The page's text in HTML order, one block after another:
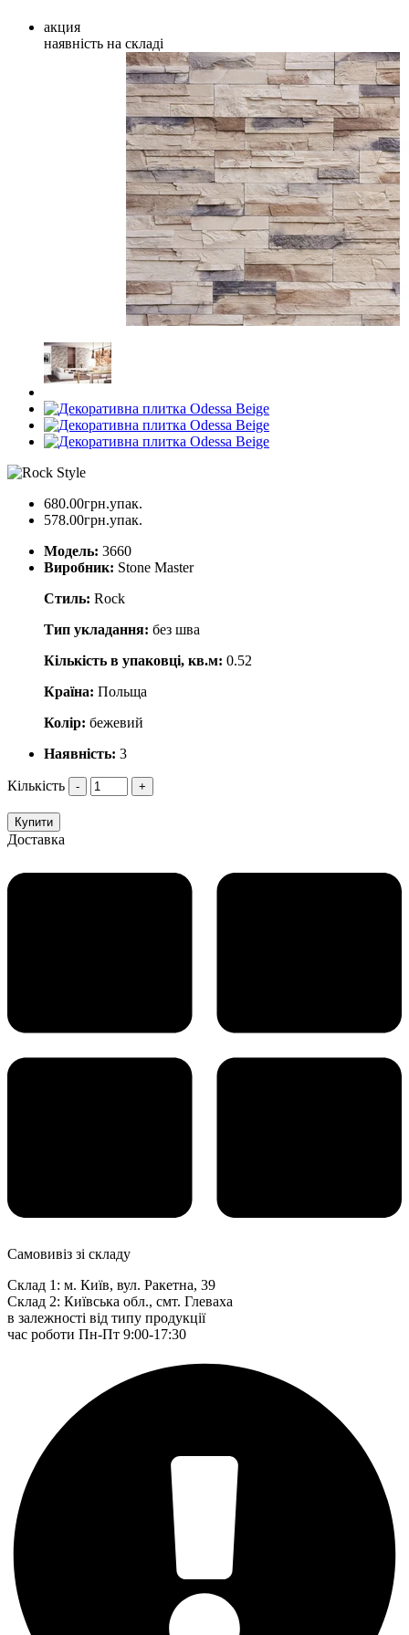
акция
наявність на складі
680.00грн.упак.
578.00грн.упак.
Модель: 3660
Виробник: Stone Master
Стиль: Rock
Тип укладання: без шва
Кількість в упаковці, кв.м: 0.52
Країна: Польща
Колір: бежевий
Наявність: 3
Кількість - +
Купити
Доставка
Самовивіз зі складу
Склад 1: м. Київ, вул. Ракетна, 39
Склад 2: Київська обл., смт. Глеваха
в залежності від типу продукції
час роботи Пн-Пт 9:00-17:30